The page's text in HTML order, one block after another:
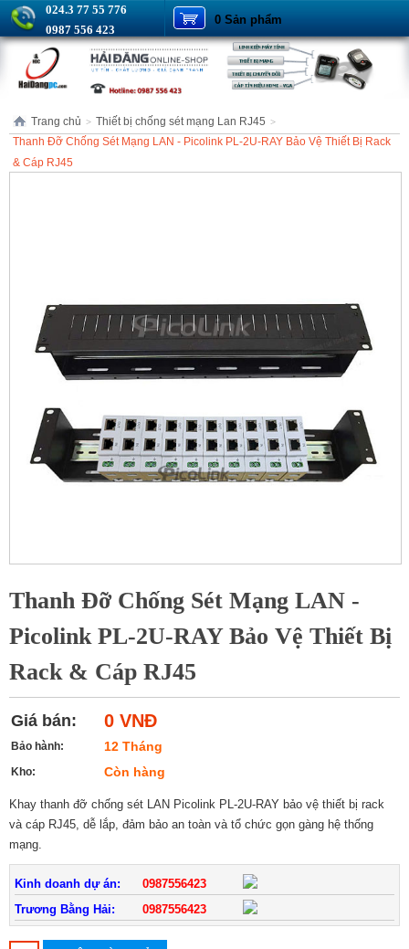
024.3 77 55 776
0987 556 423
0 Sản phẩm
Trang chủ > Thiết bị chống sét mạng Lan RJ45 >
Thanh Đỡ Chống Sét Mạng LAN - Picolink PL-2U-RAY Bảo Vệ Thiết Bị Rack
& Cáp RJ45
Thanh Đỡ Chống Sét Mạng LAN -
Picolink PL-2U-RAY Bảo Vệ Thiết Bị
Rack & Cáp RJ45
Giá bán: 0 VNĐ
Bảo hành: 12 Tháng
Kho: Còn hàng
Khay thanh đỡ chống sét LAN Picolink PL‑2U‑RAY bảo vệ thiết bị rack
và cáp RJ45, dễ lắp, đảm bảo an toàn và tổ chức gọn gàng hệ thống
mạng.
Kinh doanh dự án:
0987556423
Trương Bằng Hải:
0987556423